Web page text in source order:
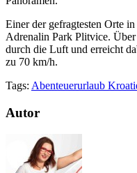
Einer der gefragtesten Orte
Adrenalin Park Plitvice.
durch die Luft und erreicht
zu 70 km/h.
Tags: Abenteuerurlaub
Autor